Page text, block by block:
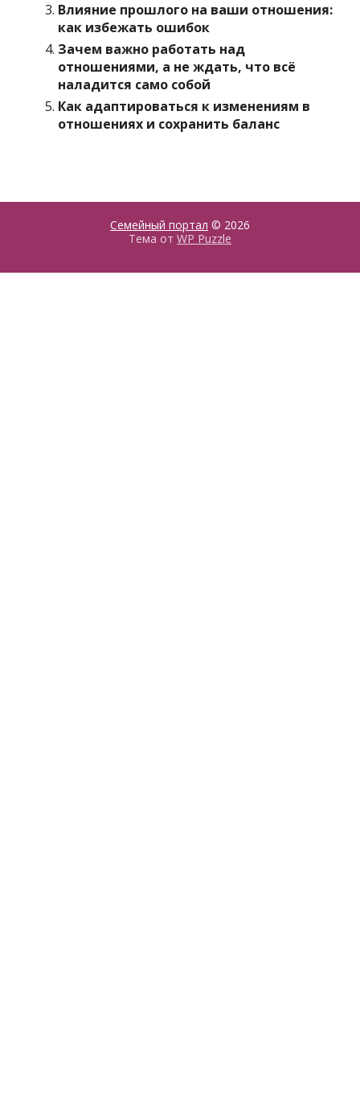
Влияние прошлого на ваши отношения:
как избежать ошибок
Зачем важно работать над
отношениями, а не ждать, что всё
наладится само собой
Как адаптироваться к изменениям в
отношениях и сохранить баланс
Семейный портал © 2026
Тема от WP Puzzle